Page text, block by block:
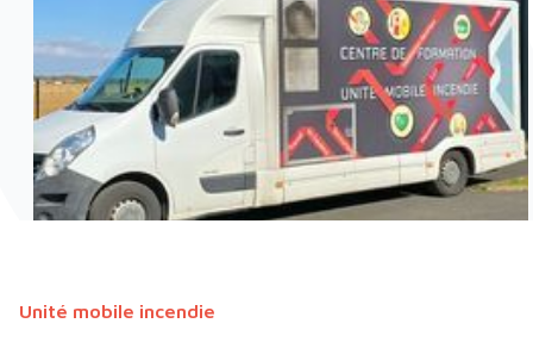
Unité mobile incendie